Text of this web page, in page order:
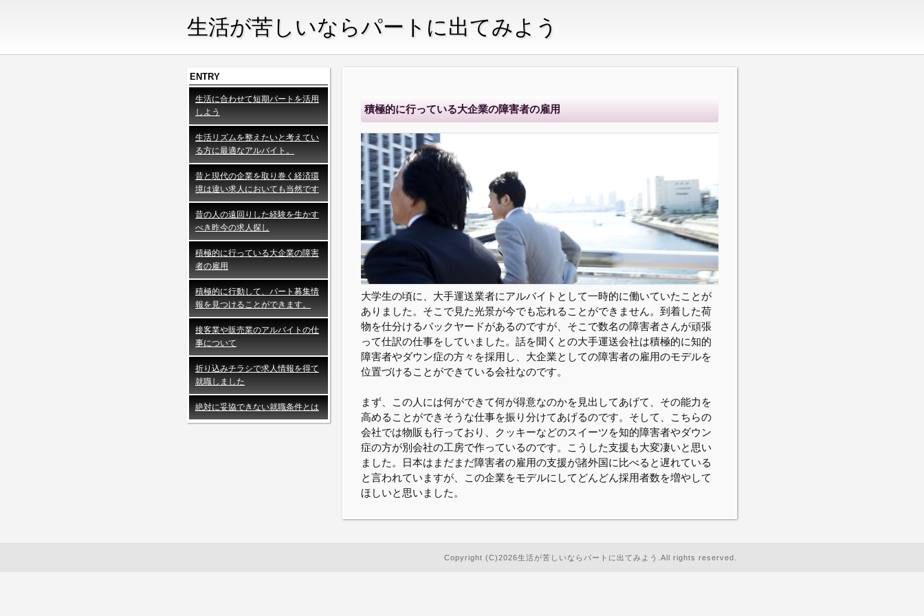
生活が苦しいならパートに出てみよう
ENTRY
生活に合わせて短期パートを活用
しよう
生活リズムを整えたいと考えてい
る方に最適なアルバイト。
昔と現代の企業を取り巻く経済環
境は違い求人においても当然です
昔の人の遠回りした経験を生かす
べき昨今の求人探し
積極的に行っている大企業の障害
者の雇用
積極的に行動して、パート募集情
報を見つけることができます。
接客業や販売業のアルバイトの仕
事について
折り込みチラシで求人情報を得て
就職しました
絶対に妥協できない就職条件とは
積極的に行っている大企業の障害者の雇用
大学生の頃に、大手運送業者にアルバイトとして一時的に働いていたことが
ありました。そこで見た光景が今でも忘れることができません。到着した荷
物を仕分けるバックヤードがあるのですが、そこで数名の障害者さんが頑張
って仕訳の仕事をしていました。話を聞くとの大手運送会社は積極的に知的
障害者やダウン症の方々を採用し、大企業としての障害者の雇用のモデルを
位置づけることができている会社なのです。
まず、この人には何ができて何が得意なのかを見出してあげて、その能力を
高めることができそうな仕事を振り分けてあげるのです。そして、こちらの
会社では物販も行っており、クッキーなどのスイーツを知的障害者やダウン
症の方が別会社の工房で作っているのです。こうした支援も大変凄いと思い
ました。日本はまだまだ障害者の雇用の支援が諸外国に比べると遅れている
と言われていますが、この企業をモデルにしてどんどん採用者数を増やして
ほしいと思いました。
Copyright (C)2026生活が苦しいならパートに出てみよう.All rights reserved.